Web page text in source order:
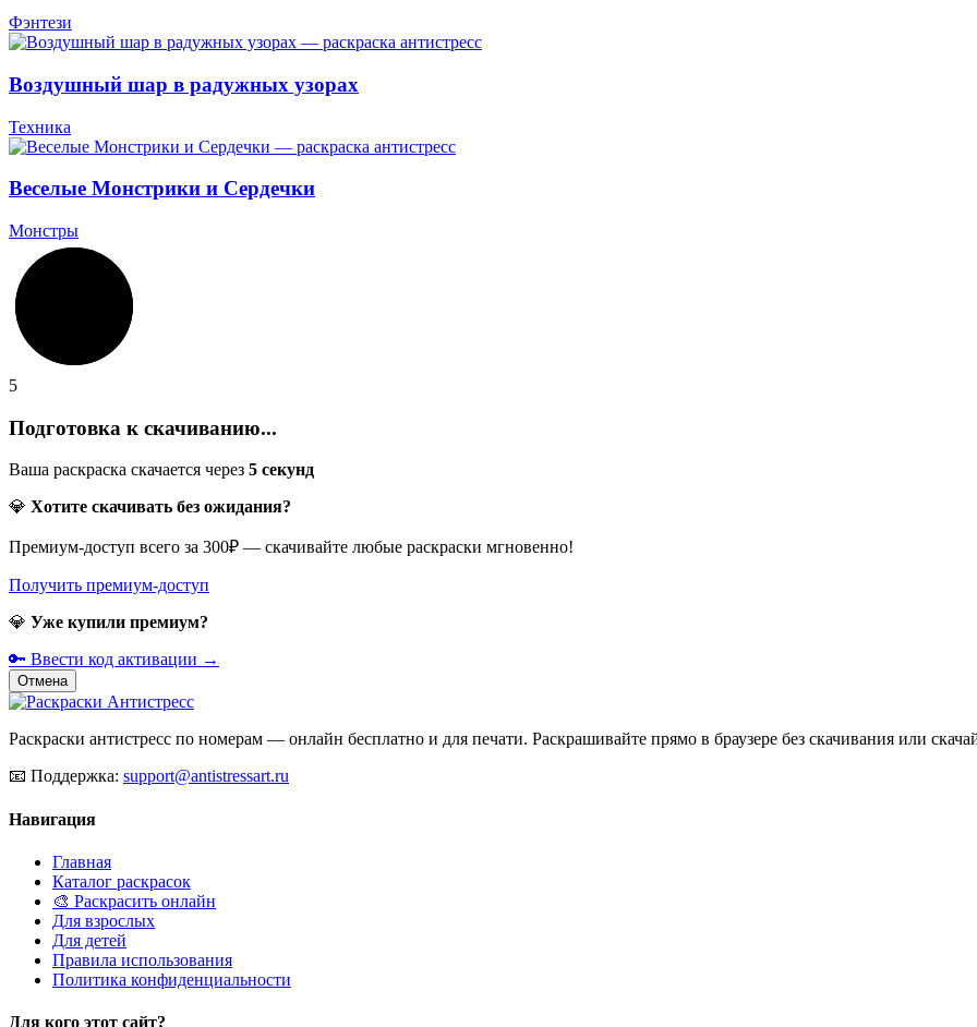
Фэнтези
Воздушный шар в радужных узорах
Техника
Веселые Монстрики и Сердечки
Монстры
5
Подготовка к скачиванию...
Ваша раскраска скачается через 5 секунд
💎 Хотите скачивать без ожидания?
Премиум-доступ всего за 300₽ — скачивайте любые раскраски мгновенно!
Получить премиум-доступ
💎 Уже купили премиум?
🔑 Ввести код активации →
Отмена
Раскраски антистресс по номерам — онлайн бесплатно и для печати. Раскрашивайте прямо в браузере без скачивания или
📧 Поддержка: support@antistressart.ru
Навигация
Главная
Каталог раскрасок
🎨 Раскрасить онлайн
Для взрослых
Для детей
Правила использования
Политика конфиденциальности
Для кого этот сайт?